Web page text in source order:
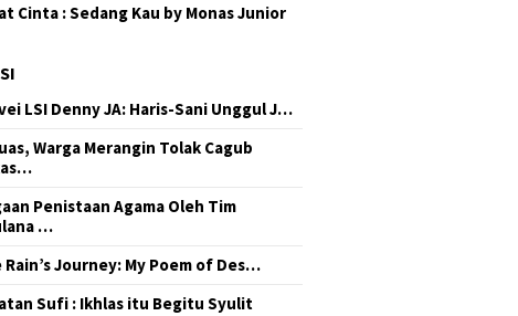
Cinta : Sedang Kau by Monas Junior
LSI Denny JA: Haris-Sani Unggul J…
Warga Merangin Tolak Cagub
Penistaan Agama Oleh Tim
…
Rain’s Journey: My Poem of Des…
Sufi : Ikhlas itu Begitu Syulit